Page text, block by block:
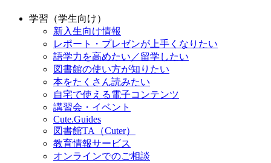
学習（学生向け）
新入生向け情報
レポート・プレゼンが上手くなりたい
語学力を高めたい／留学したい
図書館の使い方が知りたい
本をたくさん読みたい
自宅で使える電子コンテンツ
講習会・イベント
Cute.Guides
図書館TA（Cuter）
教育情報サービス
オンラインでのご相談